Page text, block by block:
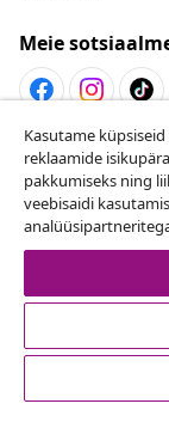
Meie
Lepingust
Esita oma
Kasutame
reklaamide
pakkumiseks ning
veebisaidi